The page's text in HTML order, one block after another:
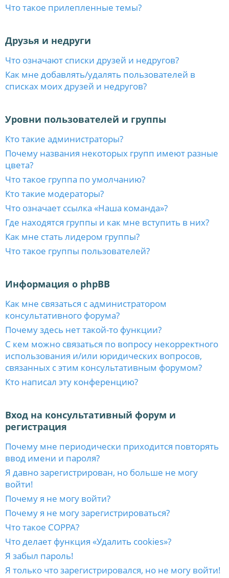
Что такое прилепленные темы?
Друзья и недруги
Что означают списки друзей и недругов?
Как мне добавлять/удалять пользователей в
списках моих друзей и недругов?
Уровни пользователей и группы
Кто такие администраторы?
Почему названия некоторых групп имеют разные
цвета?
Что такое группа по умолчанию?
Кто такие модераторы?
Что означает ссылка «Наша команда»?
Где находятся группы и как мне вступить в них?
Как мне стать лидером группы?
Что такое группы пользователей?
Информация о phpBB
Как мне связаться с администратором
консультативного форума?
Почему здесь нет такой-то функции?
С кем можно связаться по вопросу некорректного
использования и/или юридических вопросов,
связанных с этим консультативным форумом?
Кто написал эту конференцию?
Вход на консультативный форум и
регистрация
Почему мне периодически приходится повторять
ввод имени и пароля?
Я давно зарегистрирован, но больше не могу
войти!
Почему я не могу войти?
Почему я не могу зарегистрироваться?
Что такое COPPA?
Что делает функция «Удалить cookies»?
Я забыл пароль!
Я только что зарегистрировался, но не могу войти!